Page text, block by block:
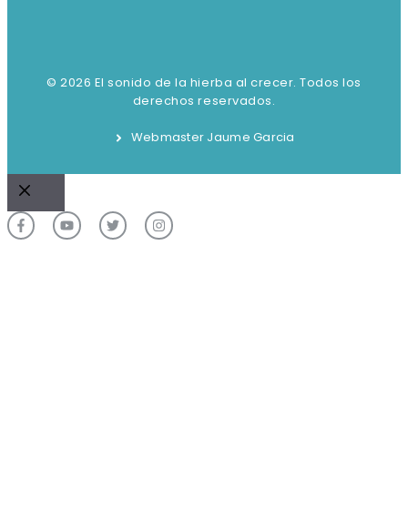
© 2026 El sonido de la hierba al crecer. Todos los
derechos reservados.
Webmaster Jaume Garcia
Cerrar